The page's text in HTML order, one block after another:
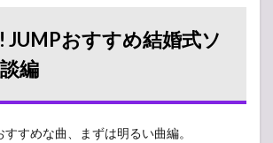
JUMPおすすめ結婚式ソ
編
すめな曲、まずは明るい曲編。